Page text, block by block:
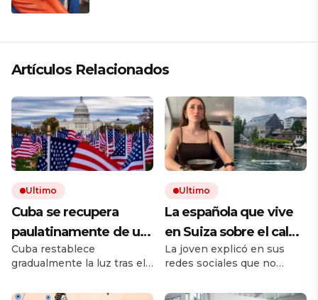
Artículos Relacionados
Ultimo
Cuba se recupera
paulatinamente de un
colapso nacional de su
sistema energético
Cuba restablece
gradualmente la luz tras el
afectando a toda la isla por
Ultimo
La española que vive
en Suiza sobre el calor
del verano: «El
problema es que no es
como en España, que
La joven explicó en sus
redes sociales que no
en la capital sueca cuentan